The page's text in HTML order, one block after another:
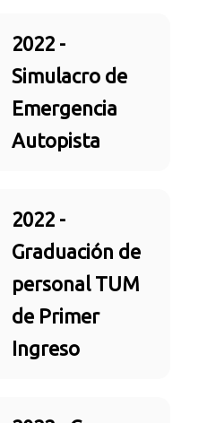
2022 -
Simulacro de
Emergencia
Autopista
2022 -
Graduación de
personal TUM
de Primer
Ingreso